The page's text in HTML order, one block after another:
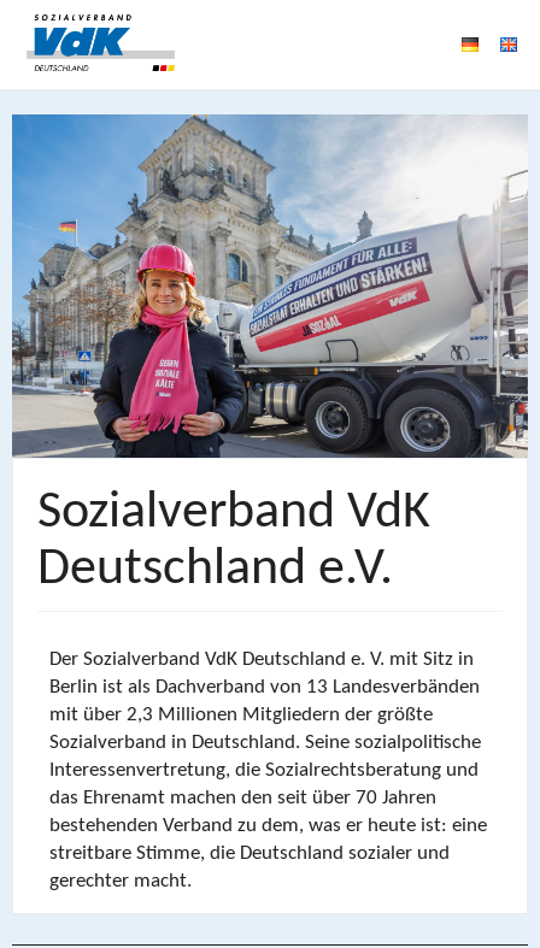
Sozialverband VdK
Deutschland e.V.
Der Sozialverband VdK Deutschland e. V. mit Sitz in
Berlin ist als Dachverband von 13 Landesverbänden
mit über 2,3 Millionen Mitgliedern der größte
Sozialverband in Deutschland. Seine sozialpolitische
Interessenvertretung, die Sozialrechtsberatung und
das Ehrenamt machen den seit über 70 Jahren
bestehenden Verband zu dem, was er heute ist: eine
streitbare Stimme, die Deutschland sozialer und
gerechter macht.